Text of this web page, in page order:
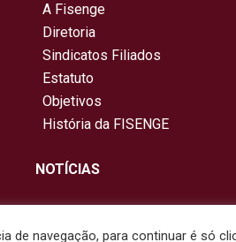
A Fisenge
Diretoria
Sindicatos Filiados
Estatuto
Objetivos
História da FISENGE
NOTÍCIAS
de navegação, para continuar é só